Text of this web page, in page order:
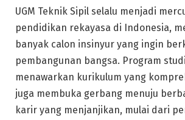
UGM Teknik Sipil selalu menjadi
pendidikan rekayasa di Indonesia,
banyak calon insinyur yang ingin
pembangunan bangsa. Program
menawarkan kurikulum yang
juga membuka gerbang menuju
karir yang menjanjikan, mulai dari